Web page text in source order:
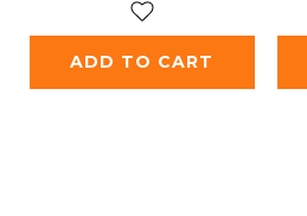
掛 (1入)
ADD TO CART